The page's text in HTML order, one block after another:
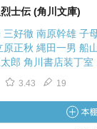
20年後に読む本っ
士伝 (角川文庫)
三好徹 南原幹雄 子
原正秋 縄田一男 船
郎 角川書店装丁室
3.43 19